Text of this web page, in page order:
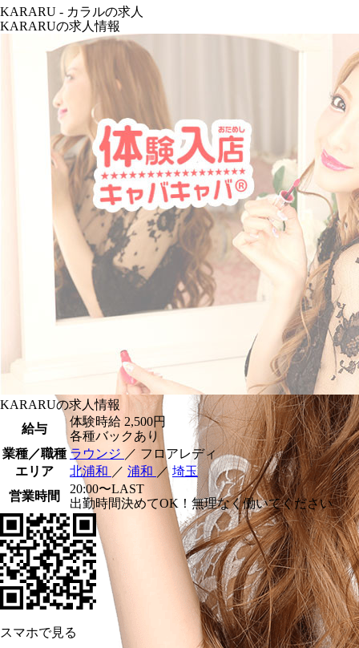
KARARU - カラルの求人
KARARUの求人情報
KARARUの求人情報
給与
体験時給 2,500円
各種バックあり
業種／職種 ラウンジ ／ フロアレディ
エリア
北浦和 ／ 浦和 ／ 埼玉
営業時間
20:00〜LAST
出勤時間決めてOK！無理なく働いてください
スマホで見る